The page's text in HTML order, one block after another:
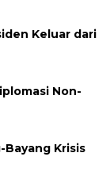
Keluar dari
Non-
Bayang Krisis